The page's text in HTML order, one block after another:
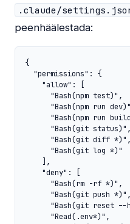
.claude/
peenhäälestada:
{
  "permissions": {
    "allow": [
      "Bash(npm test)",
"Bash(npm run
"Bash(npm run
      "Bash(git status)",
      "Bash(git diff *)",
      "Bash(git log *)"
    ],
    "deny": [
      "Bash(rm -rf *)",
      "Bash(git push *)",
"Bash(git reset --
      "Read(.env*)",